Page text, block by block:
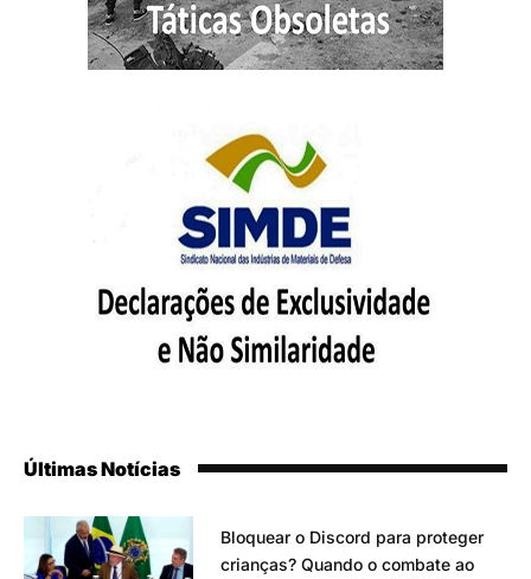
Últimas Notícias
Bloquear o Discord para proteger
crianças? Quando o combate ao